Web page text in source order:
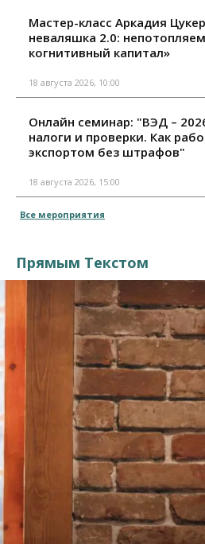
Мастер-класс Аркадия
неваляшка 2.0:
когнитивный капитал»
18 августа 2026, 10:00
Онлайн семинар: "ВЭД –
налоги и проверки. Как
экспортом без штрафов"
18 августа 2026, 15:00
Все мероприятия
Прямым Текстом